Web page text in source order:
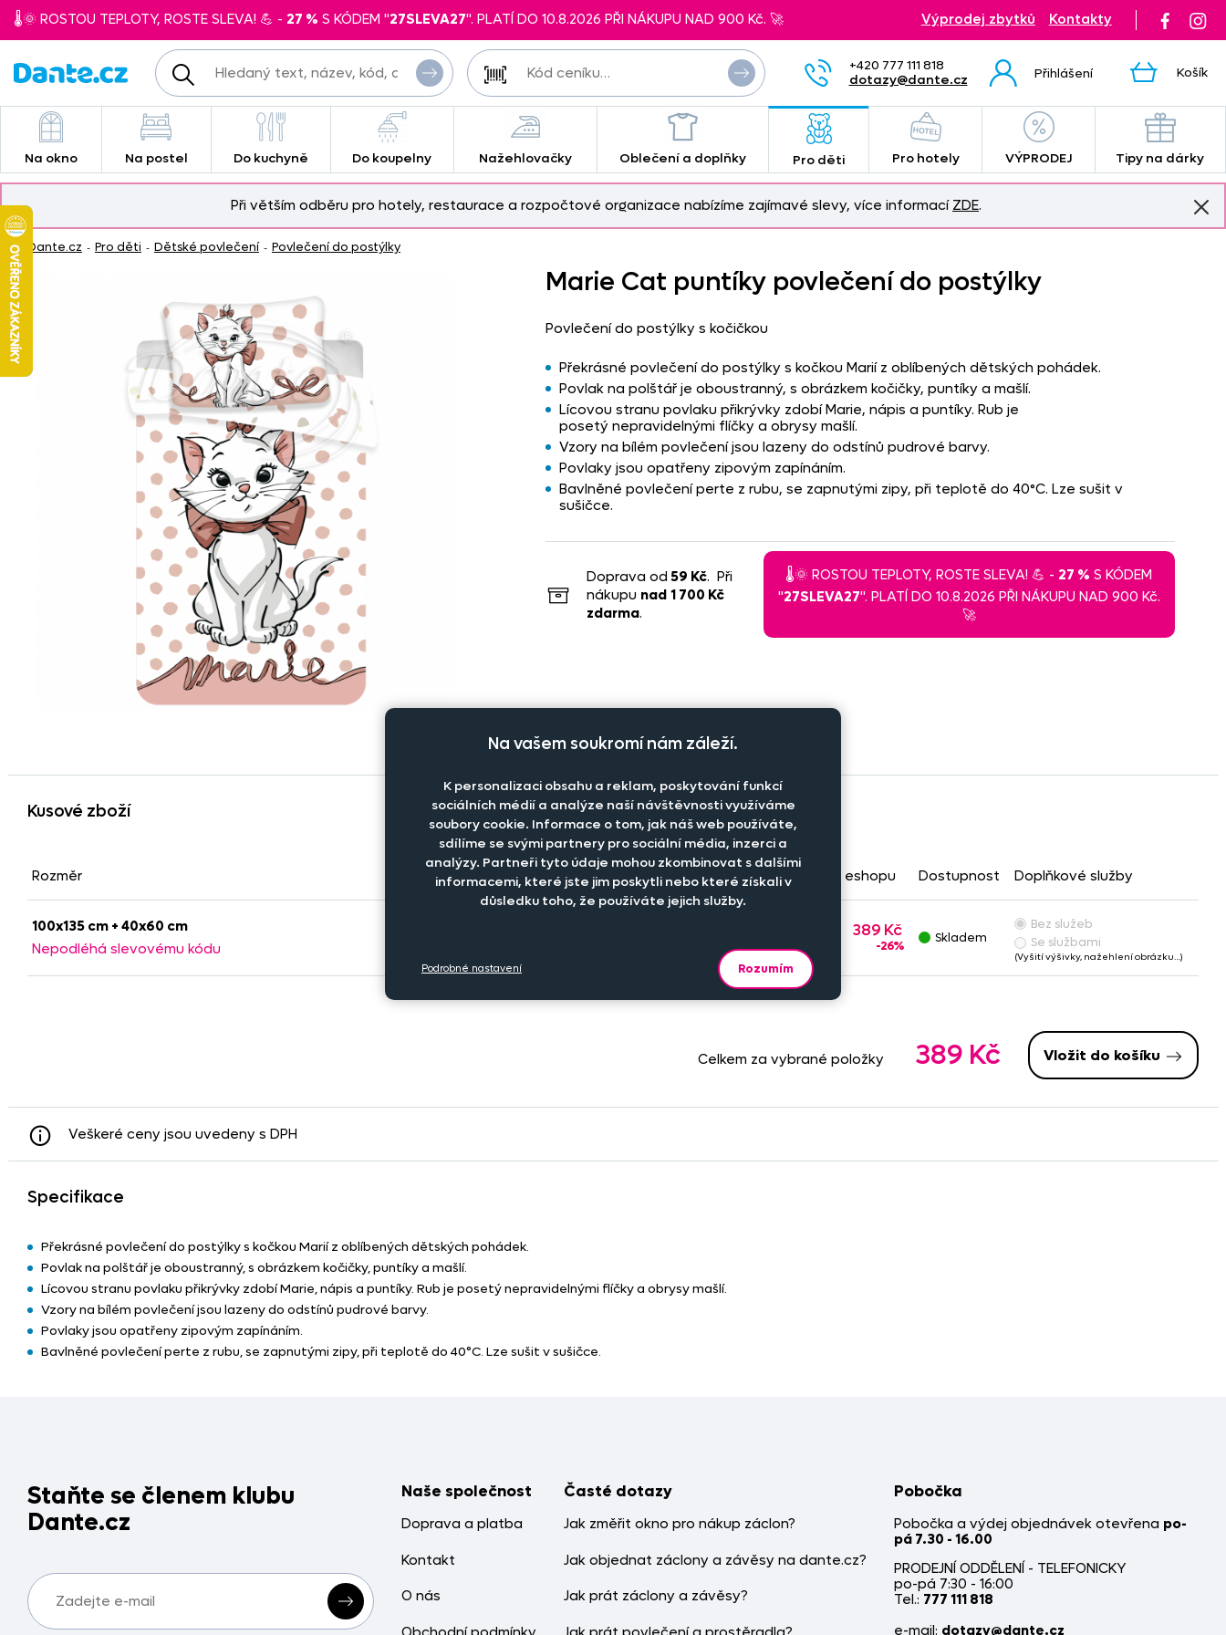
+420 777 111 818
dotazy@dante.cz
Přihlášení Košík
🌡️🌞 ROSTOU TEPLOTY, ROSTE SLEVA! 💪 - 27 % S KÓDEM "27SLEVA27". PLATÍ DO 10.8.2026 PŘI NÁKUPU NAD 900 Kč. 🚀 Výprodej zbytků Kontakty
Na okno Na postel Do kuchyně Do koupelny Nažehlovačky Oblečení a doplňky Pro děti Pro hotely VÝPRODEJ Tipy na dárky
Při větším odběru pro hotely, restaurace a rozpočtové organizace nabízíme zajímavé slevy, více informací ZDE.
Dante.cz - Pro děti - Dětské povlečení - Povlečení do postýlky
Marie Cat puntíky povlečení do postýlky
Povlečení do postýlky s kočičkou
Překrásné povlečení do postýlky s kočkou Marií z oblíbených dětských pohádek.
Povlak na polštář je oboustranný, s obrázkem kočičky, puntíky a mašlí.
Lícovou stranu povlaku přikrývky zdobí Marie, nápis a puntíky. Rub je
posetý nepravidelnými flíčky a obrysy mašlí.
Vzory na bílém povlečení jsou lazeny do odstínů pudrové barvy.
Povlaky jsou opatřeny zipovým zapínáním.
Bavlněné povlečení perte z rubu, se zapnutými zipy, při teplotě do 40°C. Lze sušit v
sušičce.
Doprava od 59 Kč. Při
nákupu nad 1 700 Kč
zdarma.
🌡️🌞 ROSTOU TEPLOTY, ROSTE SLEVA! 💪 -27 % S KÓDEM
"27SLEVA27". PLATÍ DO 10.8.2026 PŘI NÁKUPU NAD 900 Kč.
🚀
Kusové zboží
Rozměr Materiál Počet kusů Cena na prodejně Cena na eshopu Dostupnost Doplňkové služby
100x135 cm + 40x60 cm
Nepodléhá slevovému kódu
389 Kč
-26%
Skladem
Bez služeb
Se službami
(Vyšití výšivky, nažehlení obrázku…)
Celkem za vybrané položky 389 Kč Vložit do košíku
Veškeré ceny jsou uvedeny s DPH
Specifikace
Překrásné povlečení do postýlky s kočkou Marií z oblíbených dětských pohádek.
Povlak na polštář je oboustranný, s obrázkem kočičky, puntíky a mašlí.
Lícovou stranu povlaku přikrývky zdobí Marie, nápis a puntíky. Rub je posetý nepravidelnými flíčky a obrysy mašlí.
Vzory na bílém povlečení jsou lazeny do odstínů pudrové barvy.
Povlaky jsou opatřeny zipovým zapínáním.
Bavlněné povlečení perte z rubu, se zapnutými zipy, při teplotě do 40°C. Lze sušit v sušičce.
Staňte se členem klubu
Dante.cz
Naše společnost
Doprava a platba
Kontakt
O nás
Časté dotazy
Jak změřit okno pro nákup záclon?
Jak objednat záclony a závěsy na dante.cz?
Jak prát záclony a závěsy?
Pobočka
Pobočka a výdej objednávek otevřena po-
pá 7.30 - 16.00
PRODEJNÍ ODDĚLENÍ - TELEFONICKY
po-pá 7:30 - 16:00
Tel.: 777 111 818
e-mail: dotazy@dante.cz
Na vašem soukromí nám záleží.
K personalizaci obsahu a reklam, poskytování funkcí
sociálních médií a analýze naší návštěvnosti využíváme
soubory cookie. Informace o tom, jak náš web používáte,
sdílíme se svými partnery pro sociální média, inzerci a
analýzy. Partneři tyto údaje mohou zkombinovat s dalšími
informacemi, které jste jim poskytli nebo které získali v
důsledku toho, že používáte jejich služby.
Rozumím
Podrobné nastavení